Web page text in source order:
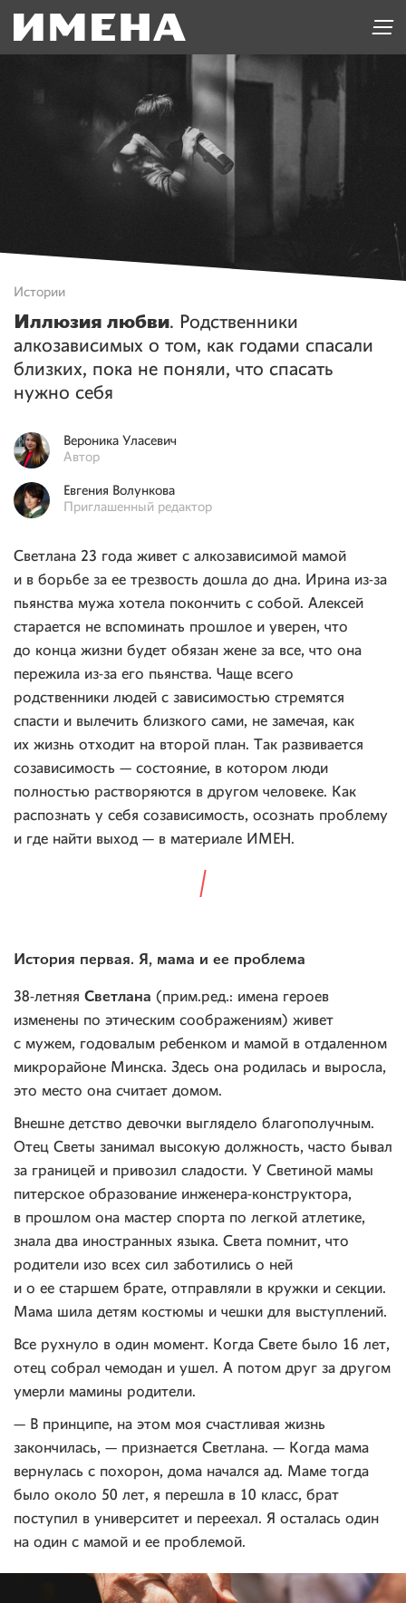
Истории
Иллюзия любви. Родственники
алкозависимых о том, как годами спасали
близких, пока не поняли, что спасать
нужно себя
Вероника Уласевич
Автор
Евгения Волункова
Приглашенный редактор
Светлана 23 года живет с алкозависимой мамой
и в борьбе за ее трезвость дошла до дна. Ирина из-за
пьянства мужа хотела покончить с собой. Алексей
старается не вспоминать прошлое и уверен, что
до конца жизни будет обязан жене за все, что она
пережила из-за его пьянства. Чаще всего
родственники людей с зависимостью стремятся
спасти и вылечить близкого сами, не замечая, как
их жизнь отходит на второй план. Так развивается
созависимость — состояние, в котором люди
полностью растворяются в другом человеке. Как
распознать у себя созависимость, осознать проблему
и где найти выход — в материале ИМЕН.
История первая. Я, мама и ее проблема
38-летняя Светлана (прим.ред.: имена героев
изменены по этическим соображениям) живет
с мужем, годовалым ребенком и мамой в отдаленном
микрорайоне Минска. Здесь она родилась и выросла,
это место она считает домом.
Внешне детство девочки выглядело благополучным.
Отец Светы занимал высокую должность, часто бывал
за границей и привозил сладости. У Светиной мамы
питерское образование инженера-конструктора,
в прошлом она мастер спорта по легкой атлетике,
знала два иностранных языка. Света помнит, что
родители изо всех сил заботились о ней
и о ее старшем брате, отправляли в кружки и секции.
Мама шила детям костюмы и чешки для выступлений.
Все рухнуло в один момент. Когда Свете было 16 лет,
отец собрал чемодан и ушел. А потом друг за другом
умерли мамины родители.
— В принципе, на этом моя счастливая жизнь
закончилась, — признается Светлана. — Когда мама
вернулась с похорон, дома начался ад. Маме тогда
было около 50 лет, я перешла в 10 класс, брат
поступил в университет и переехал. Я осталась один
на один с мамой и ее проблемой.